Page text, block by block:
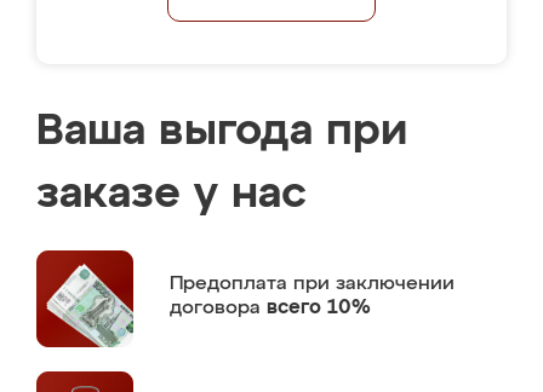
Ваша выгода при
заказе у нас
Предоплата при заключении
договора всего 10%